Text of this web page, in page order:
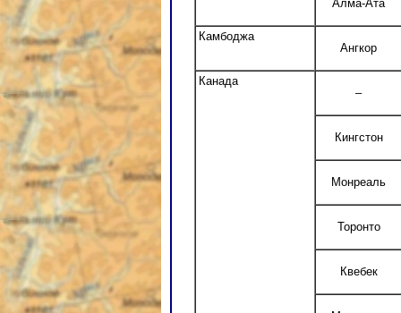
Алма-Ата
Камбоджа
Ангкор
Канада
–
Кингстон
Монреаль
Торонто
Квебек